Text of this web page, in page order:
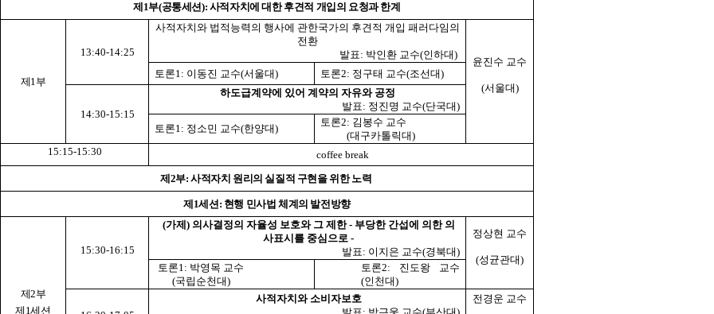
제1부(공통세션): 사적자치에 대한 후견적 개입의 요청과 한계
제1부
13:40-14:25
사적자치와 법적능력의 행사에 관한국가의 후견적 개입 패러다임의
전환
발표: 박인환 교수(인하대)
윤진수 교수
(서울대)
토론1: 이동진 교수(서울대) 토론2: 정구태 교수(조선대)
14:30-15:15
하도급계약에 있어 계약의 자유와 공정
발표: 정진명 교수(단국대)
토론1: 정소민 교수(한양대)
토론2: 김봉수 교수
(대구카톨릭대)
15:15-15:30
coffee break
제2부: 사적자치 원리의 실질적 구현을 위한 노력
제1세션: 현행 민사법 체계의 발전방향
제2부
제1세션
15:30-16:15
(가제) 의사결정의 자율성 보호와 그 제한 - 부당한 간섭에 의한 의
사표시를 중심으로 -
발표: 이지은 교수(경북대)
정상현 교수
(성균관대)
토론1: 박영목 교수
(국립순천대)
토론2: 진도왕 교수
(인천대)
사적자치와 소비자보호
전경운 교수